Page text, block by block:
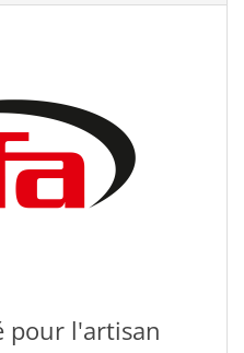
pour l'artisan